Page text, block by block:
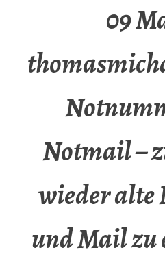
09
Notmail –
wieder
und Mail zu